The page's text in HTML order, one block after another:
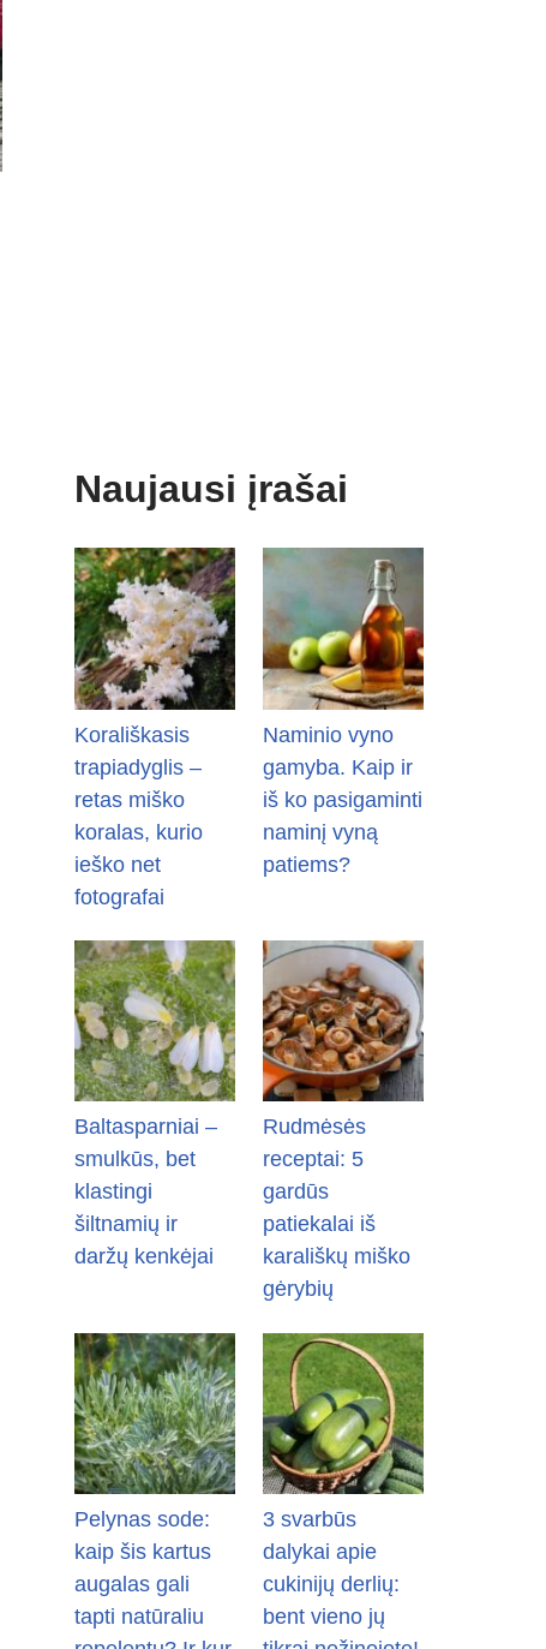
Naujausi įrašai
Korališkasis
trapiadyglis –
retas miško
koralas, kurio
ieško net
fotografai
Naminio vyno
gamyba. Kaip ir
iš ko pasigaminti
naminį vyną
patiems?
Baltasparniai –
smulkūs, bet
klastingi
šiltnamių ir
daržų kenkėjai
Rudmėsės
receptai: 5
gardūs
patiekalai iš
karališkų miško
gėrybių
Pelynas sode:
kaip šis kartus
augalas gali
tapti natūraliu
3 svarbūs
dalykai apie
cukinijų derlių:
bent vieno jų